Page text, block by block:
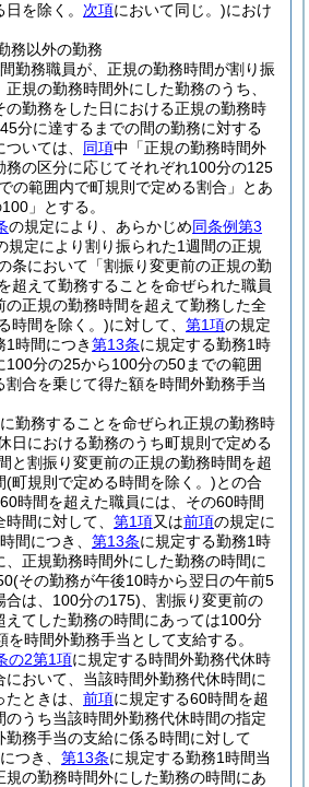
を除く。 次項において同じ。)におけ
務以外の勤務
勤務職員が、正規の勤務時間が割り振
規の勤務時間外にした勤務のうち、
の勤務をした日における正規の勤務時
分に達するまでの間の勤務に対する
いては、 同項中「正規の勤務時間外
務の区分に応じてそれぞれ100分の125
の範囲内で町規則で定める割合」とあ
」とする。
の規定により、あらかじめ同条例第3
規定により割り振られた1週間の正規
条において「割振り変更前の正規の勤
超えて勤務することを命ぜられた職員
の正規の勤務時間を超えて勤務した全
時間を除く。)に対して、 第1項の規定
1時間につき第13条に規定する勤務1時
100分の25から100分の50までの範囲
割合を乗じて得た額を時間外勤務手当
勤務することを命ぜられ正規の勤務時
日における勤務のうち町規則で定める
と割振り変更前の正規の勤務時間を超
(町規則で定める時間を除く。)との合
時間を超えた職員には、その60時間
間に対して、 第1項又は前項の規定に
間につき、 第13条に規定する勤務1時
、正規勤務時間外にした勤務の時間に
(その勤務が午後10時から翌日の午前5
合は、100分の175) 、割振り変更前の
えてした勤務の時間にあっては100分
時間外勤務手当として支給する。
の2第1項に規定する時間外勤務代休時
において、当該時間外勤務代休時間に
ときは、 前項に規定する60時間を超
のうち当該時間外勤務代休時間の指定
勤務手当の支給に係る時間に対して
つき、 第13条に規定する勤務1時間当
規の勤務時間外にした勤務の時間にあ